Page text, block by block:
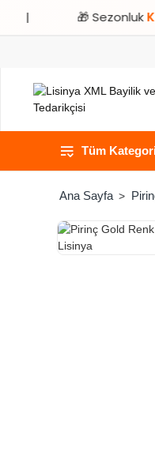
🎁 Sezonluk
Tüm